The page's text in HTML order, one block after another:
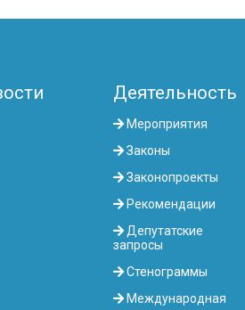
Деятельность
Мероприятия
Законы
Законопроекты
Рекомендации
Депутатские
запросы
Стенограммы
Международная